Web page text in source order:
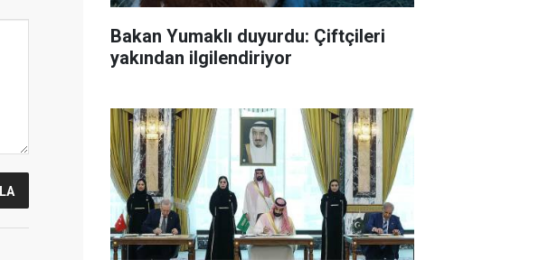
Bakan Yumaklı duyurdu: Çiftçileri
yakından ilgilendiriyor